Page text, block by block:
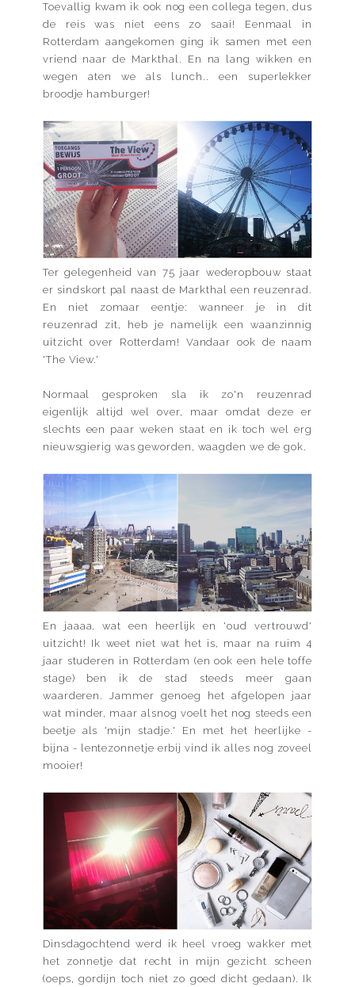
Toevallig kwam ik ook nog een collega tegen, dus
de reis was niet eens zo saai! Eenmaal in
Rotterdam aangekomen ging ik samen met een
vriend naar de Markthal. En na lang wikken en
wegen aten we als lunch.. een superlekker
broodje hamburger!
Ter gelegenheid van 75 jaar wederopbouw staat
er sindskort pal naast de Markthal een reuzenrad.
En niet zomaar eentje: wanneer je in dit
reuzenrad zit, heb je namelijk een waanzinnig
uitzicht over Rotterdam! Vandaar ook de naam
'The View.'
Normaal gesproken sla ik zo'n reuzenrad
eigenlijk altijd wel over, maar omdat deze er
slechts een paar weken staat en ik toch wel erg
nieuwsgierig was geworden, waagden we de gok.
En jaaaa, wat een heerlijk en 'oud vertrouwd'
uitzicht! Ik weet niet wat het is, maar na ruim 4
jaar studeren in Rotterdam (en ook een hele toffe
stage) ben ik de stad steeds meer gaan
waarderen. Jammer genoeg het afgelopen jaar
wat minder, maar alsnog voelt het nog steeds een
beetje als 'mijn stadje.' En met het heerlijke -
bijna - lentezonnetje erbij vind ik alles nog zoveel
mooier!
Dinsdagochtend werd ik heel vroeg wakker met
het zonnetje dat recht in mijn gezicht scheen
(oeps, gordijn toch niet zo goed dicht gedaan). Ik